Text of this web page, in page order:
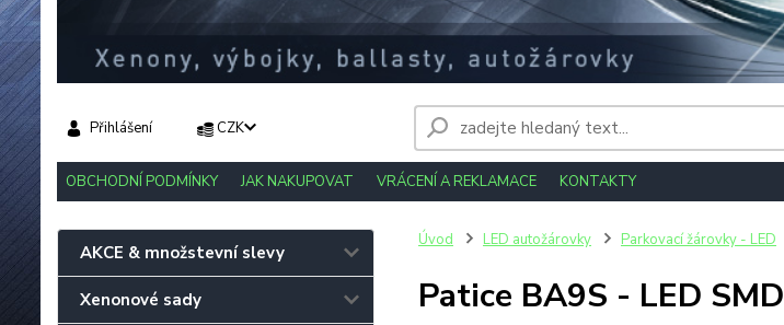
OBCHODNÍ PODMÍNKY JAK NAKUPOVAT VRÁCENÍ A REKLAMACE KONTAKTY
CZK
Přihlášení
AKCE & množstevní slevy
Xenonové sady
Úvod LED autožárovky Parkovací žárovky - LED
Patice BA9S - LED SMD